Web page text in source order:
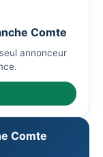
Comte
annonceur
Comte